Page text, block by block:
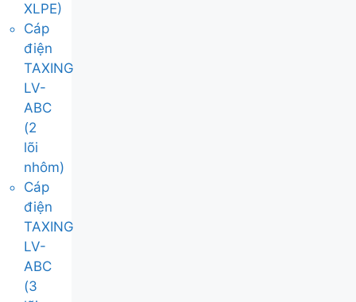
XLPE)
Cáp
điện
TAXING
LV-
ABC
(2
lõi
nhôm)
Cáp
điện
TAXING
LV-
ABC
(3